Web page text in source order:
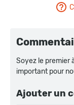
Soyez le premier
important pour
Ajouter un